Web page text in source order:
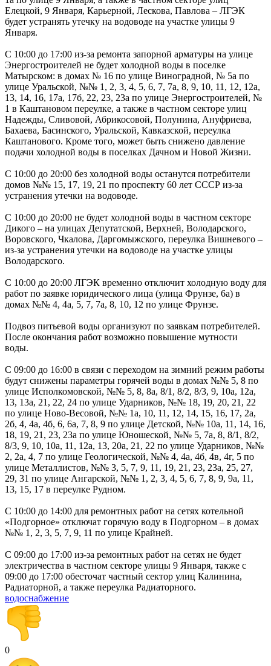
Елецкой, 9 Января, Карьерной, Лескова, Павлова – ЛГЭК
будет устранять утечку на водоводе на участке улицы 9
Января.
С 10:00 до 17:00 из-за ремонта запорной арматуры на улице
Энергостроителей не будет холодной воды в поселке
Матырском: в домах № 16 по улице Виноградной, № 5а по
улице Уральской, №№ 1, 2, 3, 4, 5, 6, 7, 7а, 8, 9, 10, 11, 12, 12а,
13, 14, 16, 17а, 17б, 22, 23, 23а по улице Энергостроителей, №
1 в Каштановом переулке, а также в частном секторе улиц
Надежды, Сливовой, Абрикосовой, Полунина, Ануфриева,
Бахаева, Басинского, Уральской, Кавказской, переулка
Каштанового. Кроме того, может быть снижено давление
подачи холодной воды в поселках Дачном и Новой Жизни.
С 10:00 до 20:00 без холодной воды останутся потребители
домов №№ 15, 17, 19, 21 по проспекту 60 лет СССР из-за
устранения утечки на водоводе.
С 10:00 до 20:00 не будет холодной воды в частном секторе
Дикого – на улицах Депутатской, Верхней, Володарского,
Воровского, Чкалова, Даргомыжского, переулка Вишневого –
из-за устранения утечки на водоводе на участке улицы
Володарского.
С 10:00 до 20:00 ЛГЭК временно отключит холодную воду для
работ по заявке юридического лица (улица Фрунзе, 6а) в
домах №№ 4, 4а, 5, 7, 7а, 8, 10, 12 по улице Фрунзе.
Подвоз питьевой воды организуют по заявкам потребителей.
После окончания работ возможно повышение мутности
воды.
С 09:00 до 16:00 в связи с переходом на зимний режим работы
будут снижены параметры горячей воды в домах №№ 5, 8 по
улице Исполкомовской, №№ 5, 8, 8а, 8/1, 8/2, 8/3, 9, 10а, 12а,
13, 13а, 21, 22, 24 по улице Ударников, №№ 18, 19, 20, 21, 22
по улице Ново-Весовой, №№ 1а, 10, 11, 12, 14, 15, 16, 17, 2а,
2б, 4, 4а, 4б, 6, 6а, 7, 8, 9 по улице Детской, №№ 10а, 11, 14, 16,
18, 19, 21, 23, 23а по улице Юношеской, №№ 5, 7а, 8, 8/1, 8/2,
8/3, 9, 10, 10а, 11, 12а, 13, 20а, 21, 22 по улице Ударников, №№
2, 2а, 4, 7 по улице Геологической, №№ 4, 4а, 4б, 4в, 4г, 5 по
улице Металлистов, №№ 3, 5, 7, 9, 11, 19, 21, 23, 23а, 25, 27,
29, 31 по улице Ангарской, №№ 1, 2, 3, 4, 5, 6, 7, 8, 9, 9а, 11,
13, 15, 17 в переулке Рудном.
С 10:00 до 14:00 для ремонтных работ на сетях котельной
«Подгорное» отключат горячую воду в Подгорном – в домах
№№ 1, 2, 3, 5, 7, 9, 11 по улице Крайней.
С 09:00 до 17:00 из-за ремонтных работ на сетях не будет
электричества в частном секторе улицы 9 Января, также с
09:00 до 17:00 обесточат частный сектор улиц Калинина,
Радиаторной, а также переулка Радиаторного.
водоснабжение
0